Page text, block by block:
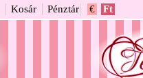
€ Ft
Kosár Pénztár